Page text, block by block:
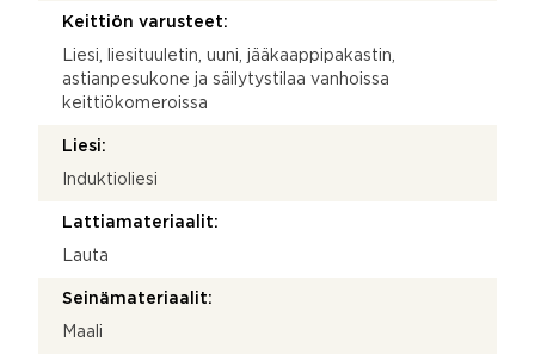
Keittiön varusteet:
Liesi, liesituuletin, uuni, jääkaappipakastin,
astianpesukone ja säilytystilaa vanhoissa
keittiökomeroissa
Liesi:
Induktioliesi
Lattiamateriaalit:
Lauta
Seinämateriaalit:
Maali